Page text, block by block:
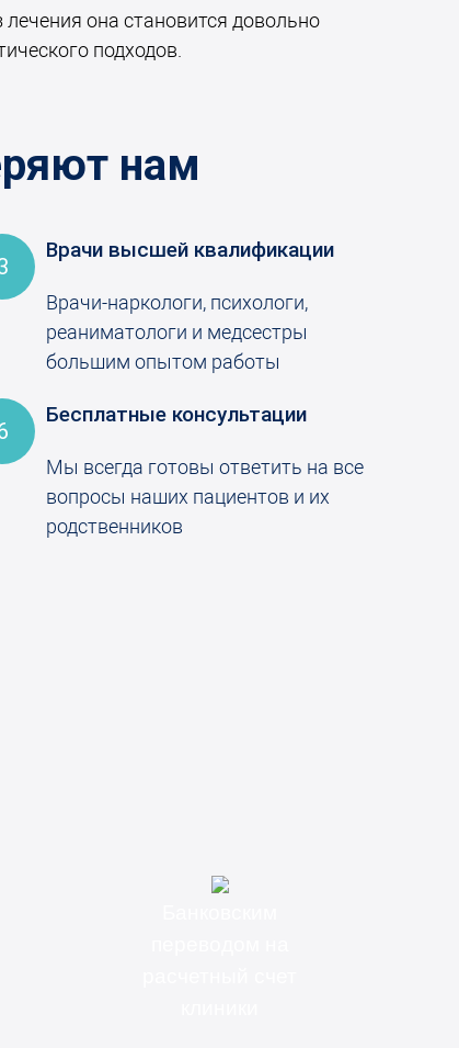
она становится довольно
подходов.
нам
Врачи высшей квалификации
Врачи-наркологи, психологи,
реаниматологи и медсестры
большим опытом работы
Бесплатные консультации
Мы всегда готовы ответить на все
вопросы наших пациентов и их
родственников